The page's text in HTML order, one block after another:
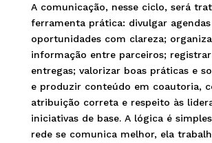
A comunicação, nesse ciclo, será
ferramenta prática: divulgar agendas
oportunidades com clareza;
informação entre parceiros;
entregas; valorizar boas práticas e
e produzir conteúdo em coautoria,
atribuição correta e respeito às
iniciativas de base. A lógica é
rede se comunica melhor, ela